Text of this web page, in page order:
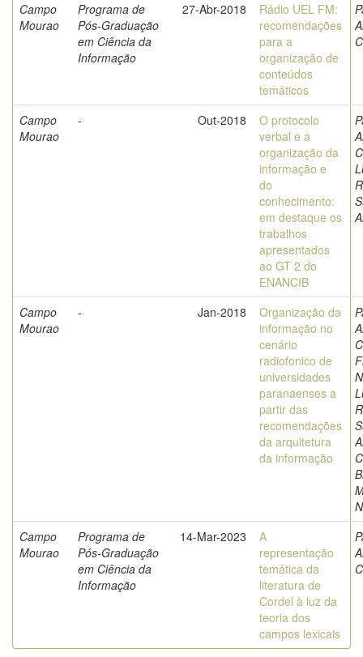
Campo
Mourao
Programa de
Pós-Graduação
em Ciência da
Informação
27-Abr-2018
Rádio UEL FM:
recomendações
para a
organização de
conteúdos
temáticos
Campo
Mourao
- Out-2018
O protocolo
verbal e a
organização da
informação e
do
conhecimento:
em destaque os
trabalhos
apresentados
ao GT 2 do
ENANCIB
Campo
Mourao
- Jan-2018
Organização da
informação no
cenário
radiofonico de
universidades
paranaenses a
partir das
recomendações
da arquitetura
da informação
Campo
Mourao
Programa de
Pós-Graduação
em Ciência da
Informação
14-Mar-2023
A
representação
temática da
literatura de
Cordel à luz da
teoria dos
campos lexicais